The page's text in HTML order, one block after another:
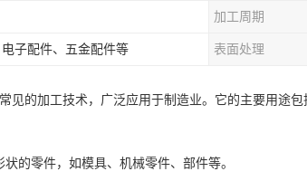
加工周期
子配件、五金配件等 表面处理
见的加工技术，广泛应用于制造业。它的主要用途包
的零件，如模具、机械零件、部件等。